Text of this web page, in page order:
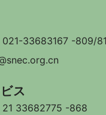
021-33683167 -809/
ス
21 33682775 -868